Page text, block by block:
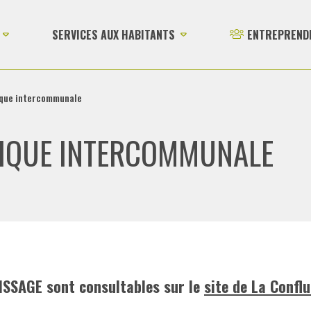
SERVICES AUX HABITANTS
intercommunale
INTERCOMMUNALE
sont consultables sur le site de La